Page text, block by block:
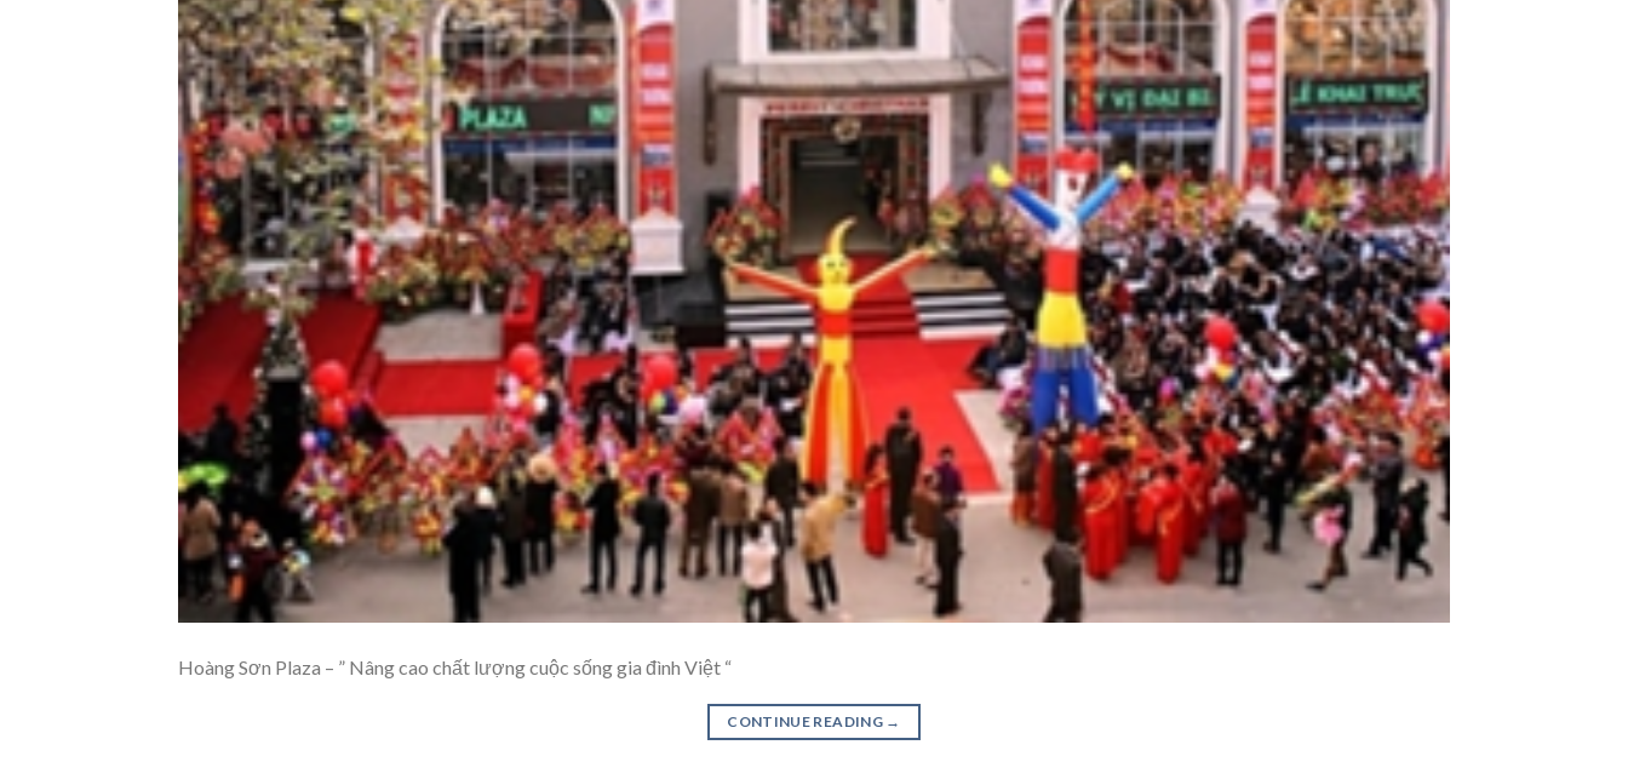
Hoàng Sơn Plaza – ” Nâng cao chất lượng cuộc sống gia đình Việt “
CONTINUE READING →